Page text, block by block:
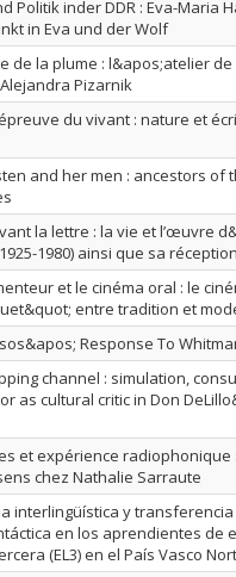
Politik inder DDR : Eva-Maria
in Eva und der Wolf
de la plume : l&apos;atelier
Pizarnik
du vivant : nature et
and her men : ancestors of
la lettre : la vie et l’œuvre
1980) ainsi que sa réception
et le cinéma oral : le
entre tradition et
Response To
channel : simulation,
as cultural critic in Don
et expérience radiophonique
chez Nathalie Sarraute
interlingüística y transferencia
en los aprendientes de
(EL3) en el País Vasco